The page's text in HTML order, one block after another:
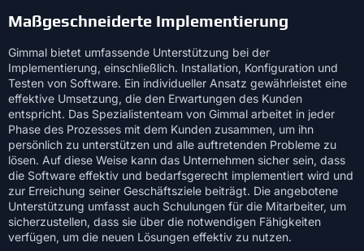
Maßgeschneiderte Implementierung
Gimmal bietet umfassende Unterstützung bei der
Implementierung, einschließlich. Installation, Konfiguration und
Testen von Software. Ein individueller Ansatz gewährleistet eine
effektive Umsetzung, die den Erwartungen des Kunden
entspricht. Das Spezialistenteam von Gimmal arbeitet in jeder
Phase des Prozesses mit dem Kunden zusammen, um ihn
persönlich zu unterstützen und alle auftretenden Probleme zu
lösen. Auf diese Weise kann das Unternehmen sicher sein, dass
die Software effektiv und bedarfsgerecht implementiert wird und
zur Erreichung seiner Geschäftsziele beiträgt. Die angebotene
Unterstützung umfasst auch Schulungen für die Mitarbeiter, um
sicherzustellen, dass sie über die notwendigen Fähigkeiten
verfügen, um die neuen Lösungen effektiv zu nutzen.